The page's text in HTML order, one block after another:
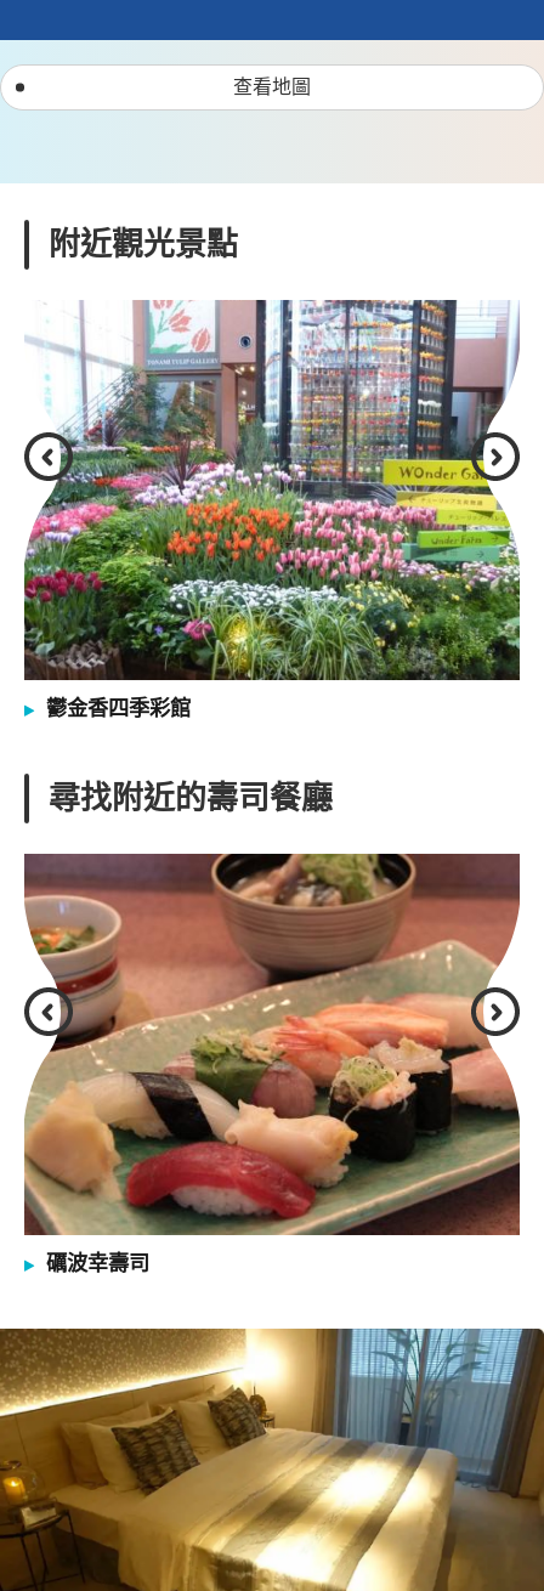
查看地圖
附近觀光景點
鬱金香四季彩館
尋找附近的壽司餐廳
礪波幸壽司